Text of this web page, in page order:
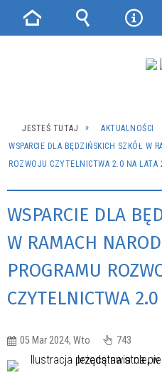
JESTEŚ TUTAJ AKTUALNOŚCI
WSPARCIE DLA BĘDZIŃSKICH SZKÓŁ W
ROZWOJU CZYTELNICTWA 2.0 NA LATA
WSPARCIE DLA
W RAMACH
PROGRAMU
CZYTELNICTWA
05 Mar 2024, Wto 743
Strona